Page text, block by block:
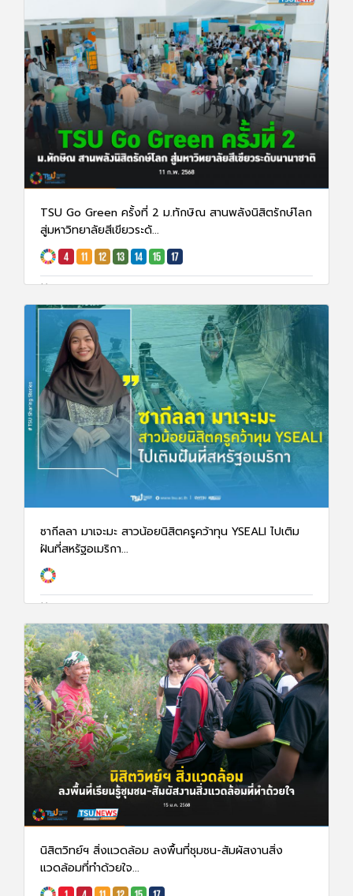
TSU Go Green ครั้งที่ 2 ม.ทักษิณ สานพลังนิสิตรักษ์โลก
สู่มหาวิทยาลัยสีเขียวระดั...
ซากีลลา มาเจะมะ สาวน้อยนิสิตครูคว้าทุน YSEALI ไปเติม
ฝันที่สหรัฐอเมริกา...
นิสิตวิทย์ฯ สิ่งแวดล้อม ลงพื้นที่ชุมชน-สัมผัสงานสิ่ง
แวดล้อมที่ทำด้วยใจ...